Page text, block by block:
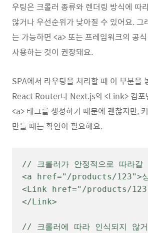
우팅은 크롤러 종류와 렌더링 방식에 따
않거나 우선순위가 낮아질 수 있어요. 그
는 가능하면 <a> 또는 프레임워크의 공
사용하는 것이 권장돼요.
SPA에서 라우팅을 처리할 때 이 부분을
React Router나 Next.js의 <Link> 컴포
<a> 태그를 생성하기 때문에 괜찮지만,
만들 때는 확인이 필요해요.
// 크롤러가 안정적으로 따라갈
<a href="/products/123">상
<Link href="/products/
</Link>
// 크롤러에 따라 인식되지 않거